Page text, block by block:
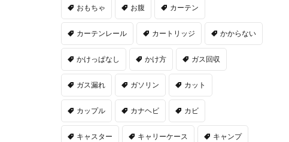
おもちゃ お腹 カーテン
カーテンレール カートリッジ かからない
かけっぱなし かけ方 ガス回収
ガス漏れ ガソリン カット
カップル カナヘビ カビ
キャスター キャリーケース キャンプ